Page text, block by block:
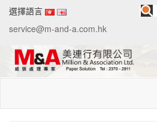
選擇語言
service@m-and-a.com.hk